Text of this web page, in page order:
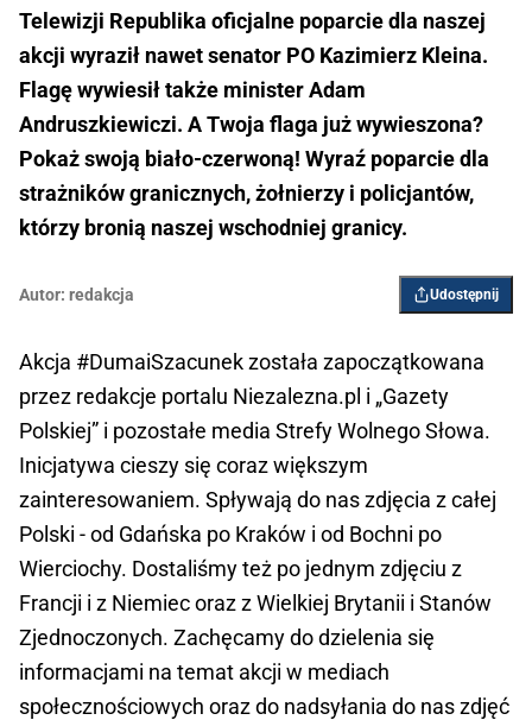
Telewizji Republika oficjalne poparcie dla naszej
akcji wyraził nawet senator PO Kazimierz Kleina.
Flagę wywiesił także minister Adam
Andruszkiewiczi. A Twoja flaga już wywieszona?
Pokaż swoją biało-czerwoną! Wyraź poparcie dla
strażników granicznych, żołnierzy i policjantów,
którzy bronią naszej wschodniej granicy.
Autor: redakcja Udostępnij
Akcja #DumaiSzacunek została zapoczątkowana
przez redakcje portalu Niezalezna.pl i „Gazety
Polskiej” i pozostałe media Strefy Wolnego Słowa.
Inicjatywa cieszy się coraz większym
zainteresowaniem. Spływają do nas zdjęcia z całej
Polski - od Gdańska po Kraków i od Bochni po
Wierciochy. Dostaliśmy też po jednym zdjęciu z
Francji i z Niemiec oraz z Wielkiej Brytanii i Stanów
Zjednoczonych. Zachęcamy do dzielenia się
informacjami na temat akcji w mediach
społecznościowych oraz do nadsyłania do nas zdjęć